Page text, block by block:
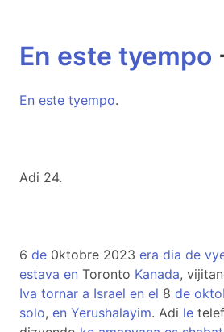
En este tyempo
En este tyempo.
Adi 24.
6 de 0ktobre 2023 era dia de
estava en Toronto Kanada,
Iva tornar a Israel en el 8 de
solo, en Yerushalayim. Adi le